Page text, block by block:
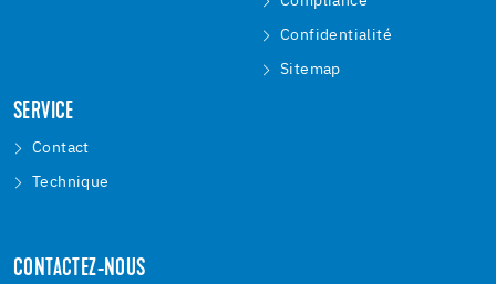
Confidentialité
Sitemap
SERVICE
Contact
Technique
CONTACTEZ-NOUS